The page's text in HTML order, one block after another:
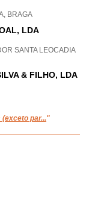
BRAGA
LDA
SANTA LEOCADIA
& FILHO, LDA
par..."